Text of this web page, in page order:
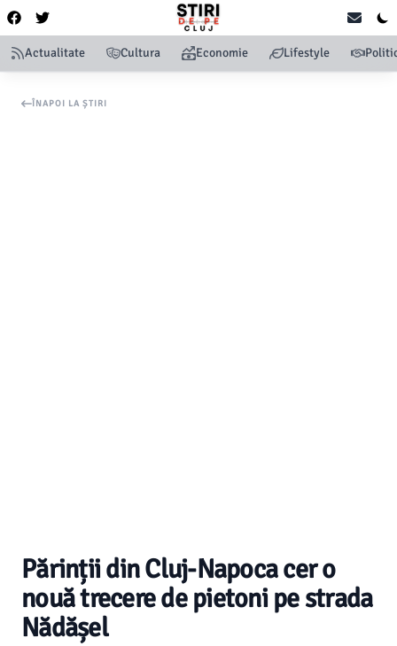
Actualitate Cultura Economie Lifestyle
ÎNAPOI LA ȘTIRI
Părinții din Cluj-Napoca cer o
nouă trecere de pietoni pe strada
Nădășel